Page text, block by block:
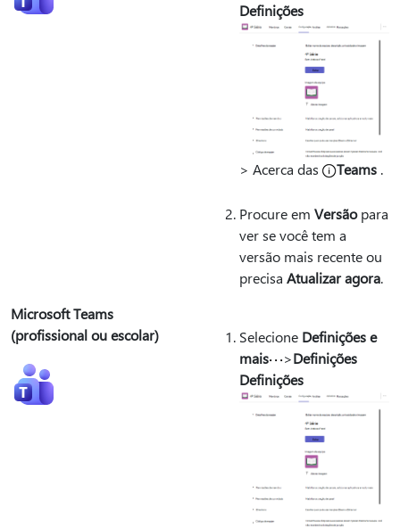
Definições
> Acerca das Teams .
Procure em Versãopara
ver se você tem a
versão mais recente ou
precisa Atualizar agora.
Microsoft Teams
(profissional ou escolar)
Selecione Definições e
mais
>Definições
Definições